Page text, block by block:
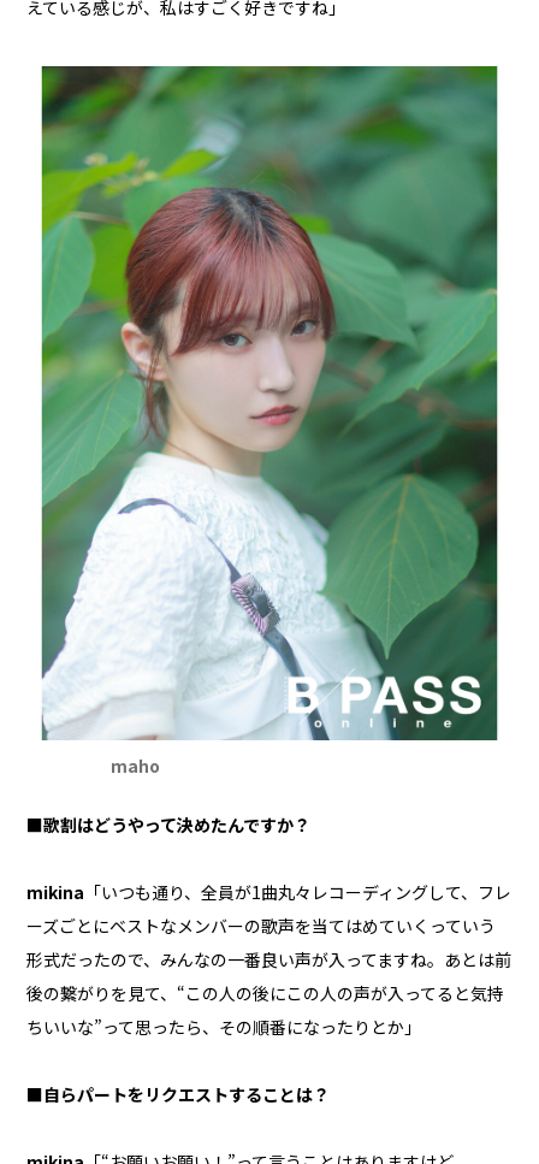
えている感じが、私はすごく好きですね」
maho
■歌割はどうやって決めたんですか？
mikina 「いつも通り、全員が1曲丸々レコーディングして、フレ
ーズごとにベストなメンバーの歌声を当てはめていくっていう
形式だったので、みんなの一番良い声が入ってますね。あとは前
後の繋がりを見て、“この人の後にこの人の声が入ってると気持
ちいいな”って思ったら、その順番になったりとか」
■自らパートをリクエストすることは？